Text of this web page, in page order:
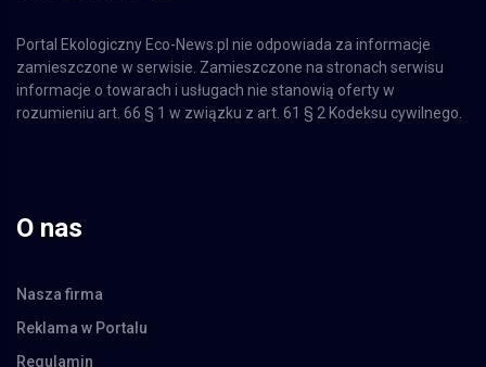
zamieszczone w serwisie. Zamieszczone na stronach serwisu
informacje o towarach i usługach nie stanowią oferty w
rozumieniu art. 66 § 1 w związku z art. 61 § 2 Kodeksu cywilnego.
Reklama w Portalu
Regulamin